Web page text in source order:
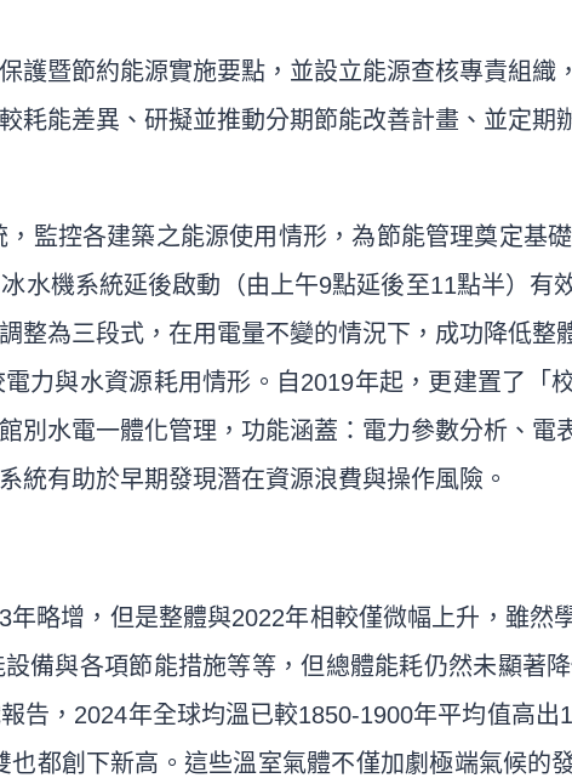
護暨節約能源實施要點，並設立能源查核專責組織
耗能差異、研擬並推動分期節能改善計畫、並定期
監控各建築之能源使用情形，為節能管理奠定基
水機系統延後啟動（由上午9點延後至11點半）有
整為三段式，在用電量不變的情況下，成功降低整
力與水資源耗用情形。自2019年起，更建置了「
別水電一體化管理，功能涵蓋：電力參數分析、電
統有助於早期發現潛在資源浪費與操作風險。
略增，但是整體與2022年相較僅微幅上升，雖然
備與各項節能措施等等，但總體能耗仍然未顯著
告，2024年全球均溫已較1850-1900年平均值高出
都創下新高。這些溫室氣體不僅加劇極端氣候的